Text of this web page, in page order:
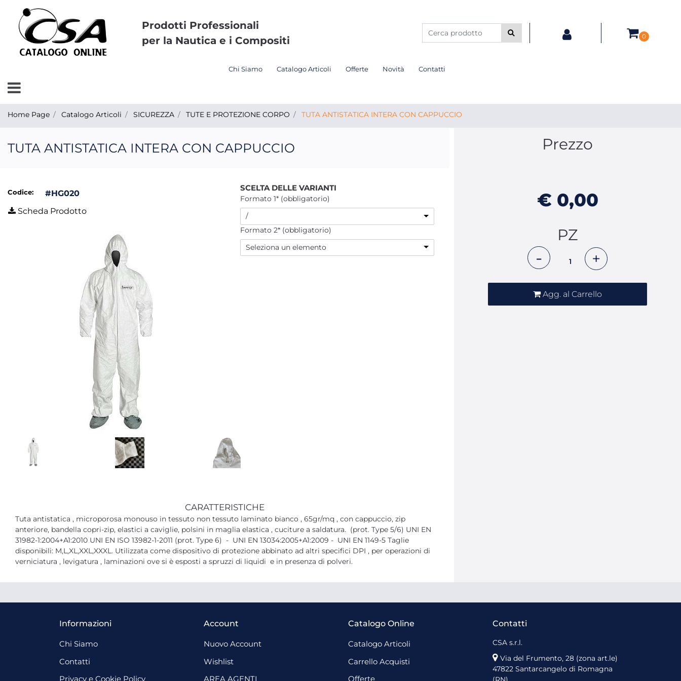
Prodotti Professionali
per la Nautica e i Compositi
0
Chi Siamo Catalogo Articoli Offerte Novità Contatti
Open menu
Home Page Catalogo Articoli SICUREZZA TUTE E PROTEZIONE CORPO TUTA ANTISTATICA INTERA CON CAPPUCCIO
TUTA ANTISTATICA INTERA CON CAPPUCCIO
Codice:
#HG020
Scheda Prodotto
SCELTA DELLE VARIANTI
Formato 1* (obbligatorio)
/
Formato 2* (obbligatorio)
Seleziona un elemento
CARATTERISTICHE
Tuta antistatica , microporosa monouso in tessuto non tessuto laminato bianco , 65gr/mq , con cappuccio, zip
anteriore, bandella copri-zip, elastici a caviglie, polsini in maglia elastica , cuciture a saldatura. (prot. Type 5/6) UNI EN
31982-1:2004+A1:2010 UNI EN ISO 13982-1-2011 (prot. Type 6) - UNI EN 13034:2005+A1:2009 - UNI EN 1149-5 Taglie
disponibili: M,L,XL,XXL,XXXL. Utilizzata come dispositivo di protezione abbinato ad altri specifici DPI , per operazioni di
verniciatura , levigatura , laminazioni ove si è esposti a spruzzi di liquidi e in presenza di polveri.
Prezzo
€ 0,00
PZ
Quantità
Agg. al Carrello
Informazioni
Chi Siamo
Contatti
Privacy e Cookie Policy
Account
Nuovo Account
Wishlist
AREA AGENTI
Catalogo Online
Catalogo Articoli
Carrello Acquisti
Offerte
Contatti
CSA s.r.l.
Via del Frumento, 28 (zona art.le)
47822 Santarcangelo di Romagna